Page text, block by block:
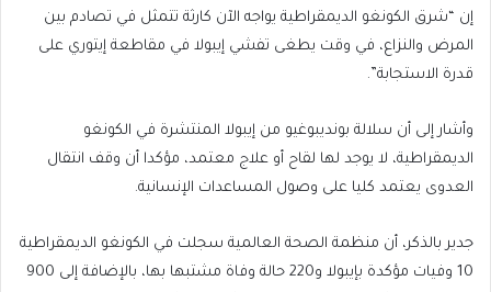
إن “شرق الكونغو الديمقراطية يواجه الآن كارثة تتمثل في تصادم بين
المرض والنزاع، في وقت يطغى تفشي إيبولا في مقاطعة إيتوري على
قدرة الاستجابة”.
وأشار إلى أن سلالة بونديبوغيو من إيبولا المنتشرة في الكونغو
الديمقراطية، لا يوجد لها لقاح أو علاج معتمد، مؤكدا أن وقف انتقال
العدوى يعتمد كليا على وصول المساعدات الإنسانية.
جدير بالذكر، أن منظمة الصحة العالمية سجلت في الكونغو الديمقراطية
10 وفيات مؤكدة بإيبولا و220 حالة وفاة مشتبها بها، بالإضافة إلى 900